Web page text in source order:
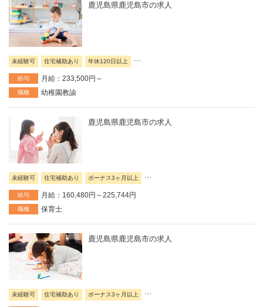
鹿児島県鹿児島市の求人
未経験可 住宅補助あり 年休120日以上
給与 月給：233,500円～
職種 幼稚園教諭
鹿児島県鹿児島市の求人
未経験可 住宅補助あり ボーナス3ヶ月以上
給与 月給：160,480円～225,744円
職種 保育士
鹿児島県鹿児島市の求人
未経験可 住宅補助あり ボーナス3ヶ月以上 ...